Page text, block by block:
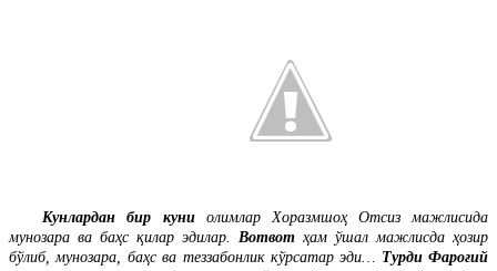
Кунлардан бир куниолимлар Хоразмшоҳ Отсиз мажлисида
мунозара ва баҳс қилар эдилар. Вотвот ҳам ўшал мажлисда ҳозир
бўлиб, мунозара, баҳс ва теззабонлик кўрсатар эди… Турди Фароғий